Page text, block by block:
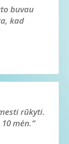
buvau
kad
rūkyti.
mėn.“